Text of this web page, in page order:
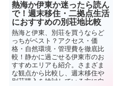
熱海か伊東か迷ったら読ん
で！週末移住・二拠点生活
におすすめの別荘地比較
熱海と伊東、別荘を買うならど
っちがベスト？アクセス・価
格・自然環境・管理費を徹底比
較！静かに過ごせる伊東市のお
すすめエリアも紹介。さまざま
な観点から比較し、週末移住や
別荘購入を検討している方に向